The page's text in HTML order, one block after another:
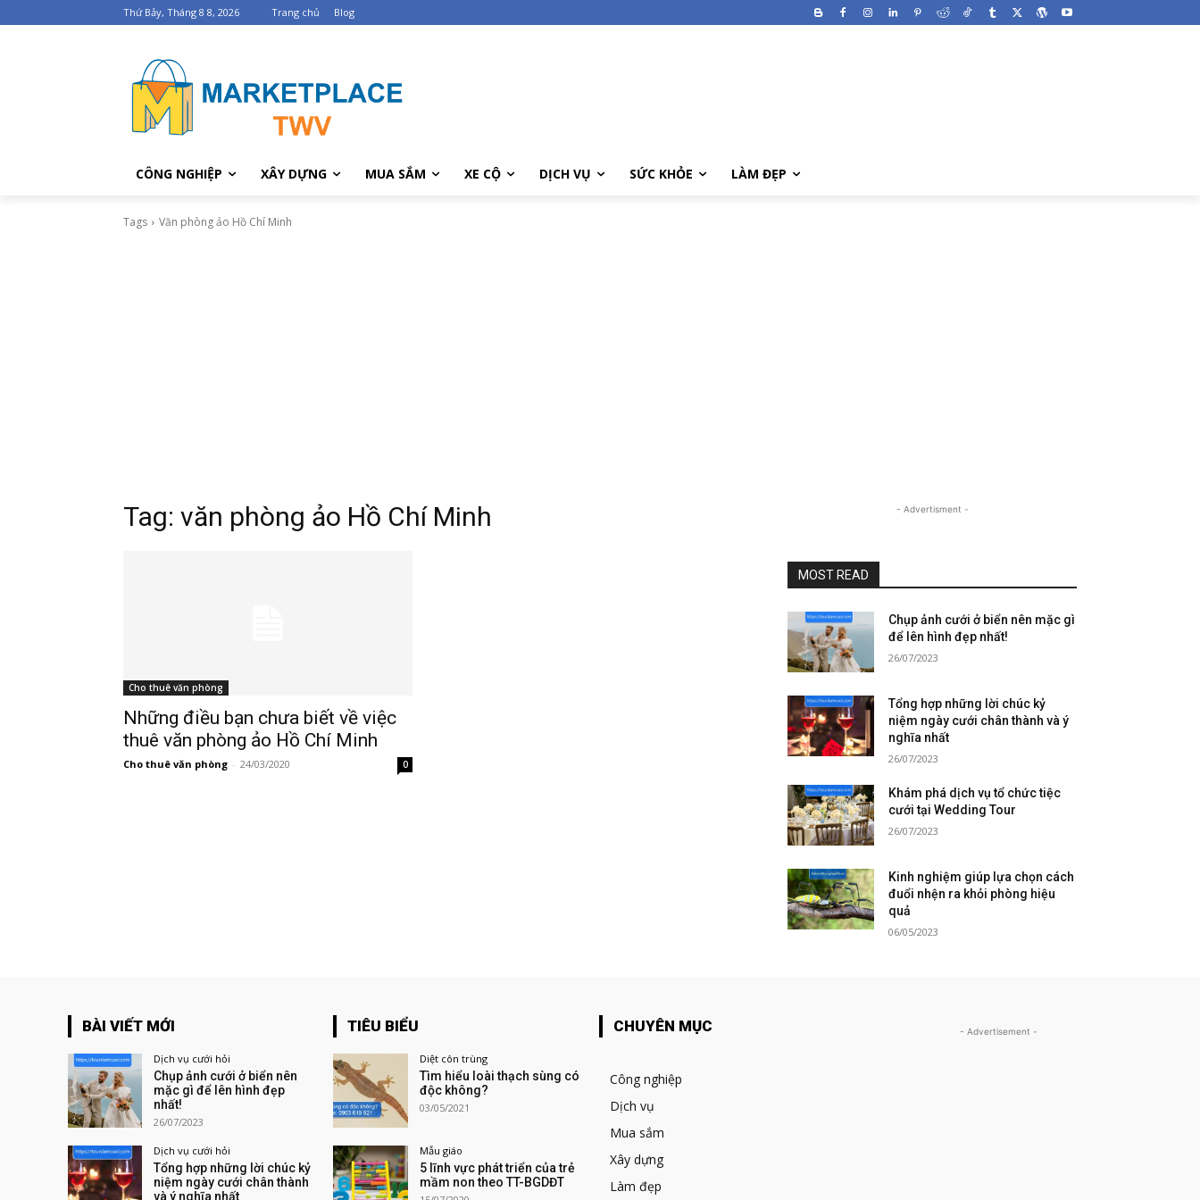
Thứ Bảy, Tháng 8 8, 2026 Trang chủ Blog
CÔNG NGHIỆP XÂY DỰNG MUA SẮM XE CỘ DỊCH VỤ SỨC KHỎE LÀM ĐẸP
Tags Văn phòng ảo Hồ Chí Minh
Tag: văn phòng ảo Hồ Chí Minh
Cho thuê văn phòng
Những điều bạn chưa biết về việc
thuê văn phòng ảo Hồ Chí Minh
Cho thuê văn phòng - 24/03/2020 0
- Advertisment -
MOST READ
Chụp ảnh cưới ở biển nên mặc gì
để lên hình đẹp nhất!
26/07/2023
Tổng hợp những lời chúc kỷ
niệm ngày cưới chân thành và ý
nghĩa nhất
26/07/2023
Khám phá dịch vụ tổ chức tiệc
cưới tại Wedding Tour
26/07/2023
Kinh nghiệm giúp lựa chọn cách
đuổi nhện ra khỏi phòng hiệu
quả
06/05/2023
BÀI VIẾT MỚI
Dịch vụ cưới hỏi
Chụp ảnh cưới ở biển nên
mặc gì để lên hình đẹp
nhất!
26/07/2023
Dịch vụ cưới hỏi
Tổng hợp những lời chúc kỷ
niệm ngày cưới chân thành
và ý nghĩa nhất
TIÊU BIỂU
Diệt côn trùng
Tìm hiểu loài thạch sùng có
độc không?
03/05/2021
Mẫu giáo
5 lĩnh vực phát triển của trẻ
mầm non theo TT-BGDĐT
CHUYÊN MỤC
Công nghiệp
Dịch vụ
Mua sắm
Xây dựng
Làm đẹp
- Advertisement -